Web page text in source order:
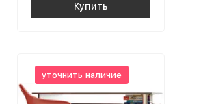
Купить
уточнить наличие